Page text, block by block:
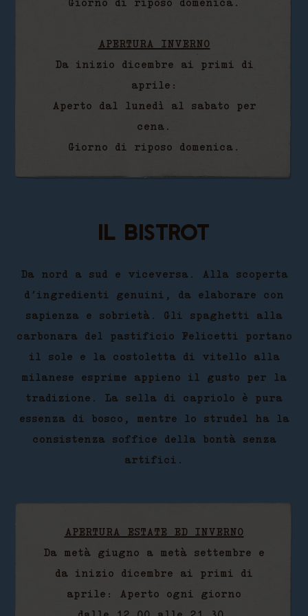
Giorno di riposo domenica.
APERTURA INVERNO
Da inizio dicembre ai primi di
aprile:
Aperto dal lunedì al sabato per
cena.
Giorno di riposo domenica.
Il bistrot
Da nord a sud e viceversa. Alla scoperta
d’ingredienti genuini, da elaborare con
sapienza e sobrietà. Gli spaghetti alla
carbonara del pastificio Felicetti portano
il sole e la costoletta di vitello alla
milanese esprime appieno il gusto per la
tradizione. La sella di capriolo è pura
essenza di bosco, mentre lo strudel ha la
consistenza soffice della bontà senza
artifici.
APERTURA ESTATE ED INVERNO
Da metà giugno a metà settembre e
da inizio dicembre ai primi di
aprile: Aperto ogni giorno